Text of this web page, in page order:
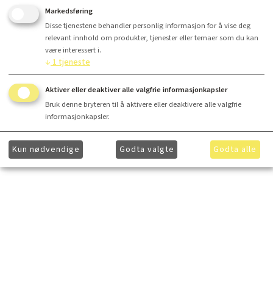
Markedsføring
Disse tjenestene behandler personlig informasjon for å vise deg
relevant innhold om produkter, tjenester eller temaer som du kan
være interessert i.
↓ 1tjeneste
Aktiver eller deaktiver alle valgfrie informasjonkapsler
Bruk denne bryteren til å aktivere eller deaktivere alle valgfrie
informasjonkapsler.
Kun nødvendige Godta valgte Godta alle